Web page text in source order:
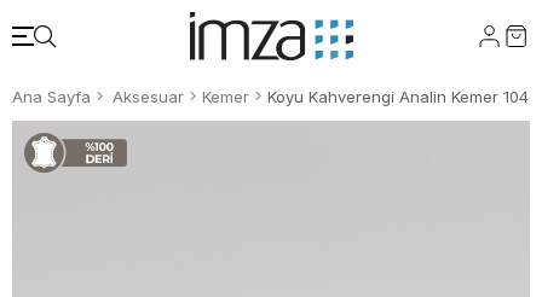
Ana Sayfa Aksesuar Kemer Koyu Kahverengi Analin Kemer